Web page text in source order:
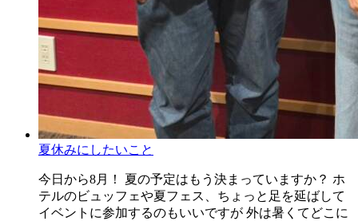
夏休みにしたいこと
今日から8月！ 夏の予定はもう決まっていますか？ ホ
テルのビュッフェや夏フェス、ちょっと足を延ばして
イベントに参加するのもいいですが 外は暑くてどこに